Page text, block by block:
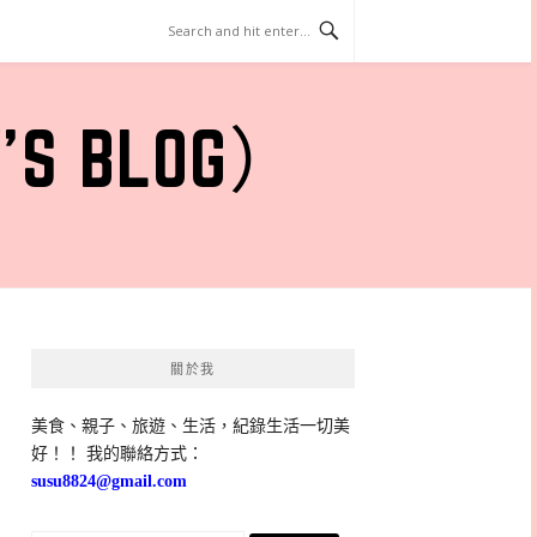
）
關於我
美食、親子、旅遊、生活，紀錄生活一切美
好！！ 我的聯絡方式：
susu8824@gmail.com